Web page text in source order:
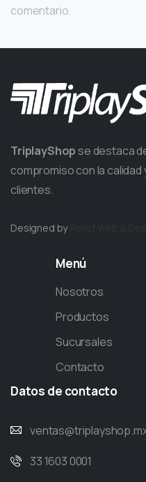
comentario.
TriplayShop se destaca
compromiso con la
clientes.
Designed by
Menú
Nosotros
Productos
Sucursales
Contacto
Datos de contacto
33 1603 0001